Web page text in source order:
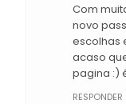
Com
novo
escolhas
acaso
pagina :)
RESPONDER